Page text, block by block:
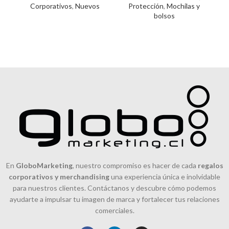
Corporativos, Nuevos
Protección, Mochilas y
bolsos
el interior.
En GloboMarketing, nuestro compromiso es hacer de cada regalos
corporativos y merchandisinguna experiencia única e inolvidable
para nuestros clientes. Contáctanos y descubre cómo podemos
ayudarte a impulsar tu imagen de marca y fortalecer tus relaciones
comerciales.